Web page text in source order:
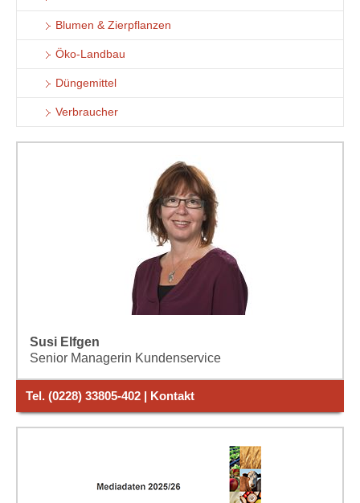
Blumen & Zierpflanzen
Öko-Landbau
Düngemittel
Verbraucher
Susi Elfgen
Senior Managerin Kundenservice
Tel. (0228) 33805-402 | Kontakt